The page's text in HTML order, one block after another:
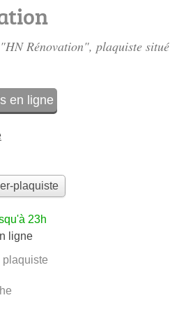
Rénovation", plaquiste situé
en ligne
plaquiste
23h
ligne
plaquiste